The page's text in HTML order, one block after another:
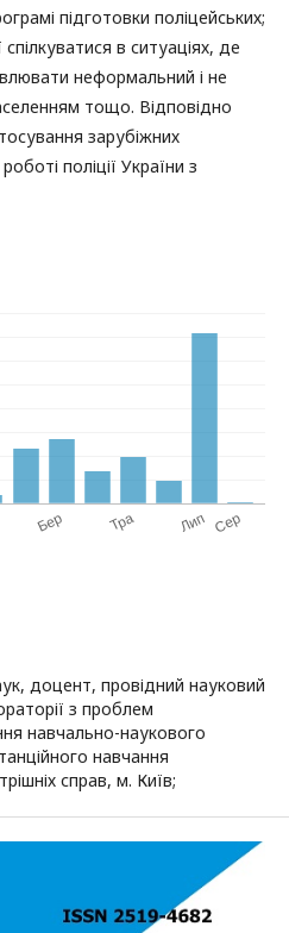
підготовки поліцейських;
спілкуватися в ситуаціях, де
неформальний і не
тощо. Відповідно
зарубіжних
поліції України з
доцент, провідний науковий
з проблем
навчально-наукового
навчання
справ, м. Київ;